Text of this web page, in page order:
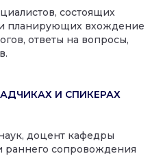
состоящих
планирующих вхождение
ответы на вопросы,
И СПИКЕРАХ
доцент кафедры
раннего сопровождения